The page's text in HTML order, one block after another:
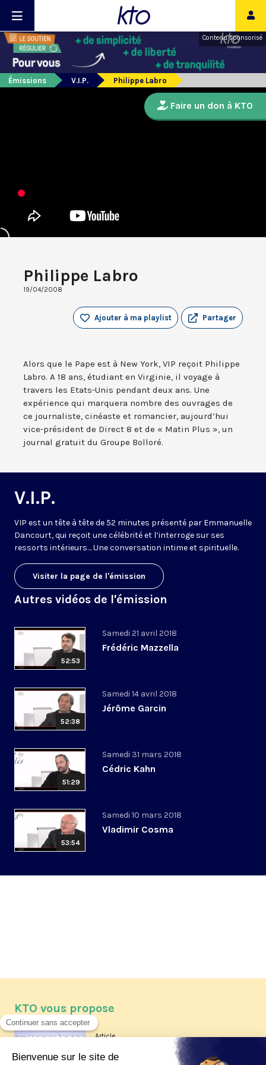
Contenu sponsorisé
Émissions V.I.P. Philippe Labro
Philippe Labro
19/04/2008
Partager
Ajouter à ma playlist
Alors que le Pape est à New York, VIP reçoit Philippe
Labro. A 18 ans, étudiant en Virginie, il voyage à
travers les Etats-Unis pendant deux ans. Une
expérience qui marquera nombre des ouvrages de
ce journaliste, cinéaste et romancier, aujourd’hui
vice-président de Direct 8 et de « Matin Plus », un
journal gratuit du Groupe Bolloré.
V.I.P.
VIP est un tête à tête de 52 minutes présenté par Emmanuelle
Dancourt, qui reçoit une célébrité et l’interroge sur ses
ressorts intérieurs… Une conversation intime et spirituelle.
Visiter la page de l'émission
Autres vidéos de l'émission
52:53
Samedi 21 avril 2018
Frédéric Mazzella
52:38
Samedi 14 avril 2018
Jérôme Garcin
51:29
Samedi 31 mars 2018
Cédric Kahn
53:54
Samedi 10 mars 2018
Vladimir Cosma
Faire un don à KTO
KTO vous propose
Article
Les reportages d'été 2026 de KTO